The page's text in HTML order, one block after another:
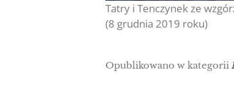
Tatry i Tenczynek ze
(8 grudnia 2019 roku)
Opublikowano w kategorii